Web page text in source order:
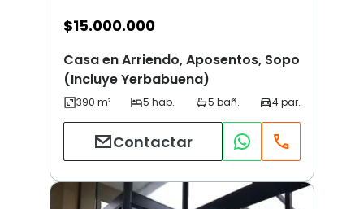
$15.000.000
Casa en Arriendo, Aposentos, Sopo
(Incluye Yerbabuena)
Contactar